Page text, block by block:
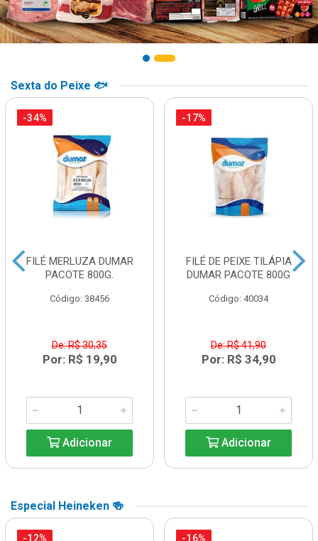
Sexta do Peixe 🐟
-34%
FILÉ MERLUZA DUMAR
PACOTE 800G.
Código: 38456
De: R$ 30,35
Por: R$ 19,90
Adicionar
-17%
FILÉ DE PEIXE TILÁPIA
DUMAR PACOTE 800G
Código: 40034
De: R$ 41,90
Por: R$ 34,90
Adicionar
Especial Heineken 🍻
-12% -16%